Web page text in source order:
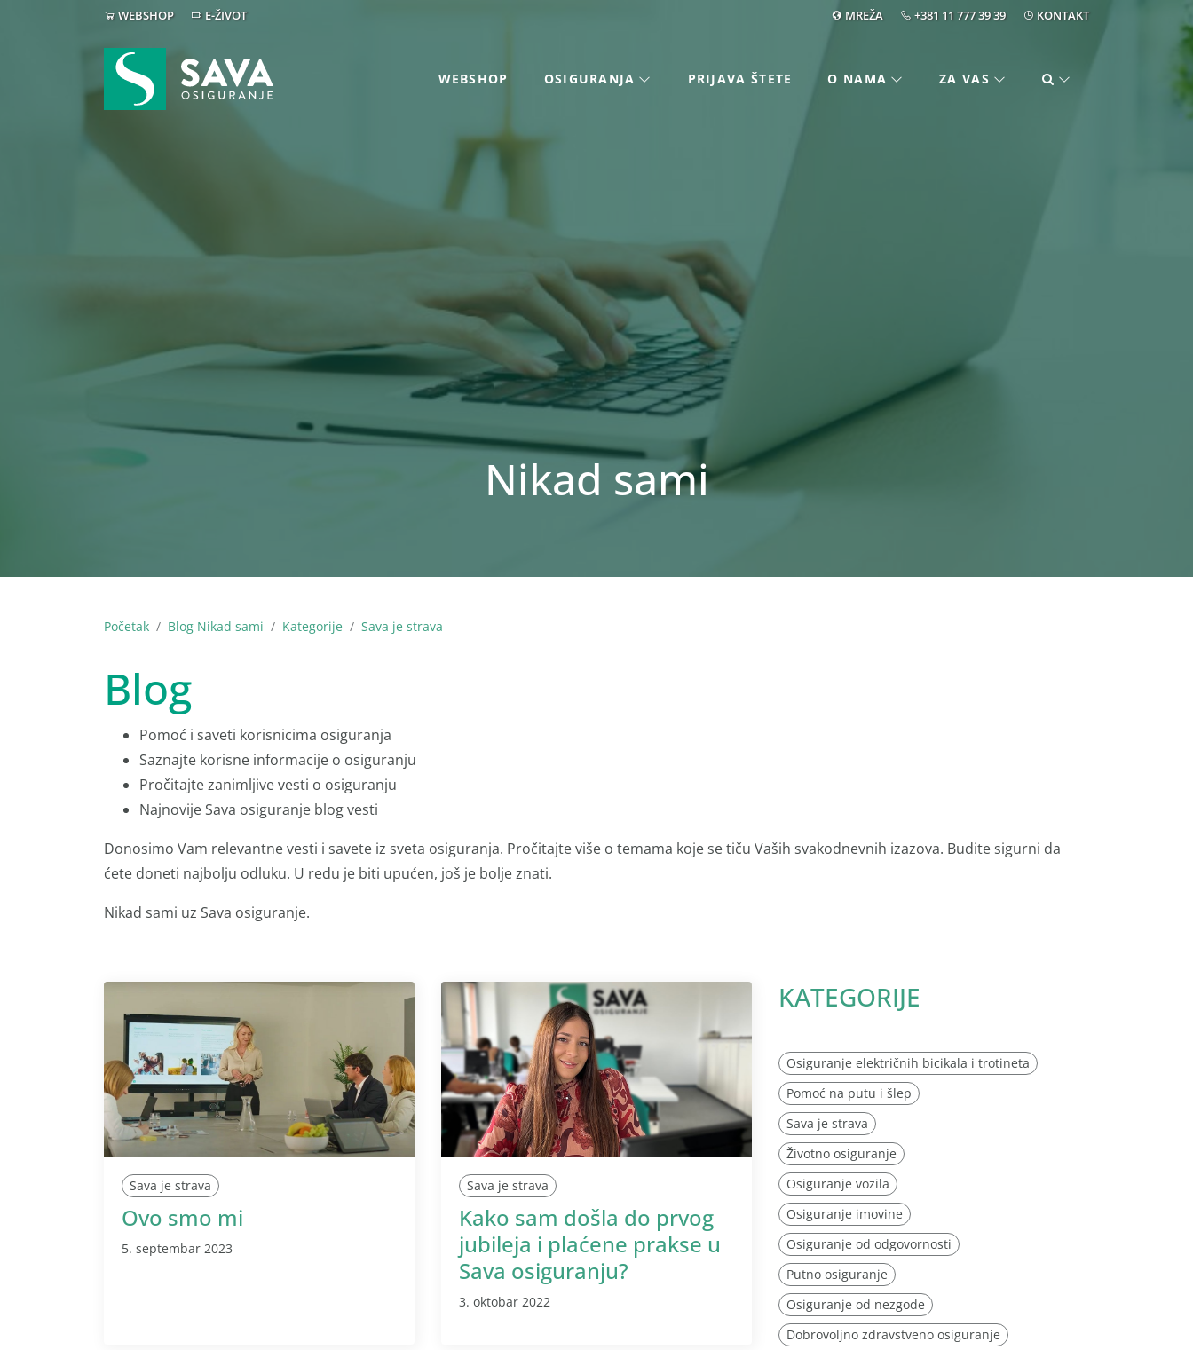
WEBSHOP E-ŽIVOT MREŽA +381 11 777 39 39 KONTAKT
WEBSHOP OSIGURANJA PRIJAVA ŠTETE O NAMA ZA VAS
Nikad sami
Početak Blog Nikad sami Kategorije Sava je strava
Blog
Pomoć i saveti korisnicima osiguranja
Saznajte korisne informacije o osiguranju
Pročitajte zanimljive vesti o osiguranju
Najnovije Sava osiguranje blog vesti
Donosimo Vam relevantne vesti i savete iz sveta osiguranja. Pročitajte više o temama koje se tiču Vaših svakodnevnih izazova. Budite sigurni da
ćete doneti najbolju odluku. U redu je biti upućen, još je bolje znati.
Nikad sami uz Sava osiguranje.
Sava je strava
Ovo smo mi
5. septembar 2023
Sava je strava
Kako sam došla do prvog
jubileja i plaćene prakse u
Sava osiguranju?
3. oktobar 2022
KATEGORIJE
Osiguranje električnih bicikala i trotineta
Pomoć na putu i šlep
Sava je strava
Životno osiguranje
Osiguranje vozila
Osiguranje imovine
Osiguranje od odgovornosti
Putno osiguranje
Osiguranje od nezgode
Dobrovoljno zdravstveno osiguranje